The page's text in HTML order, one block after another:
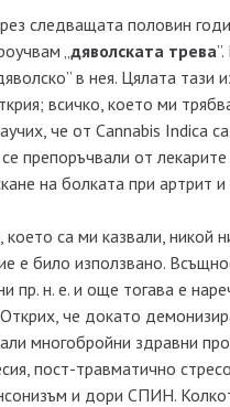
следващата половин
„дяволската трева
в нея. Цялата
всичко, което ми
че от Cannabis Indica
препоръчвали от
на болката при артрит
са ми казвали, никой
е било използвано.
пр. н. е. и още тогава е
Открих, че докато
многобройни здравни
пост-травматично
и дори СПИН.